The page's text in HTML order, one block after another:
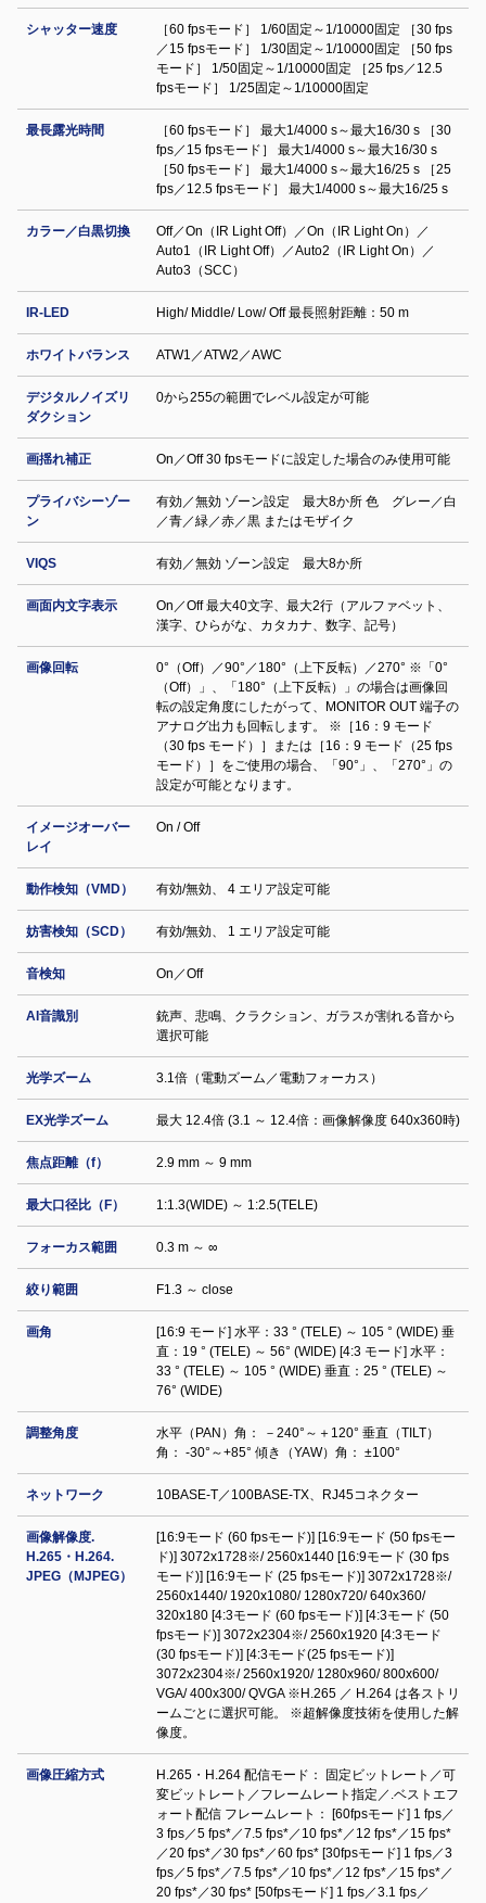
シャッター速度
［60 fpsモード］ 1/60固定～1/10000固定 ［30 fps
／15 fpsモード］ 1/30固定～1/10000固定 ［50 fps
モード］ 1/50固定～1/10000固定 ［25 fps／12.5
fpsモード］ 1/25固定～1/10000固定
最長露光時間
［60 fpsモード］ 最大1/4000 s～最大16/30 s ［30
fps／15 fpsモード］ 最大1/4000 s～最大16/30 s
［50 fpsモード］ 最大1/4000 s～最大16/25 s ［25
fps／12.5 fpsモード］ 最大1/4000 s～最大16/25 s
カラー／白黒切換
Off／On（IR Light Off）／On（IR Light On）／
Auto1（IR Light Off）／Auto2（IR Light On）／
Auto3（SCC）
IR-LED High/ Middle/ Low/ Off 最長照射距離：50 m
ホワイトバランス ATW1／ATW2／AWC
デジタルノイズリ
ダクション
0から255の範囲でレベル設定が可能
画揺れ補正 On／Off 30 fpsモードに設定した場合のみ使用可能
プライバシーゾー
ン
有効／無効 ゾーン設定 最大8か所 色 グレー／白
／青／緑／赤／黒 またはモザイク
VIQS 有効／無効 ゾーン設定 最⼤8か所
画面内文字表示
On／Off 最大40文字、最大2行（アルファベット、
漢字、ひらがな、カタカナ、数字、記号）
画像回転
0°（Off）／90°／180°（上下反転）／270° ※「0°
（Off）」、「180°（上下反転）」の場合は画像回
転の設定角度にしたがって、MONITOR OUT 端子の
アナログ出力も回転します。 ※［16：9 モード
（30 fps モード）］または［16：9 モード（25 fps
モード）］をご使用の場合、「90°」、「270°」の
設定が可能となります。
イメージオーバー
レイ
On / Off
動作検知（VMD） 有効/無効、 4 エリア設定可能
妨害検知（SCD） 有効/無効、 1 エリア設定可能
音検知 On／Off
AI音識別
銃声、悲鳴、クラクション、ガラスが割れる音から
選択可能
光学ズーム 3.1倍（電動ズーム／電動フォーカス）
EX光学ズーム 最大 12.4倍 (3.1 ～ 12.4倍：画像解像度 640x360時)
焦点距離（f） 2.9 mm ～ 9 mm
最大口径比（F） 1:1.3(WIDE) ～ 1:2.5(TELE)
フォーカス範囲 0.3 m ～ ∞
絞り範囲 F1.3 ～ close
画角
[16:9 モード] 水平：33 ° (TELE) ～ 105 ° (WIDE) 垂
直：19 ° (TELE) ～ 56° (WIDE) [4:3 モード] 水平：
33 ° (TELE) ～ 105 ° (WIDE) 垂直：25 ° (TELE) ～
76° (WIDE)
調整角度
水平（PAN）角： －240°～＋120° 垂直（TILT）
角： -30°～+85° 傾き（YAW）角： ±100°
ネットワーク 10BASE-T／100BASE-TX、RJ45コネクター
画像解像度.
H.265・H.264.
JPEG（MJPEG）
[16:9モード (60 fpsモード)] [16:9モード (50 fpsモー
ド)] 3072x1728※/ 2560x1440 [16:9モード (30 fps
モード)] [16:9モード (25 fpsモード)] 3072x1728※/
2560x1440/ 1920x1080/ 1280x720/ 640x360/
320x180 [4:3モード (60 fpsモード)] [4:3モード (50
fpsモード)] 3072x2304※/ 2560x1920 [4:3モード
(30 fpsモード)] [4:3モード(25 fpsモード)]
3072x2304※/ 2560x1920/ 1280x960/ 800x600/
VGA/ 400x300/ QVGA ※H.265 ／ H.264 は各ストリ
ームごとに選択可能。 ※超解像度技術を使用した解
像度。
画像圧縮方式
H.265・H.264 配信モード： 固定ビットレート／可
変ビットレート／フレームレート指定／.ベストエフ
ォート配信 フレームレート： [60fpsモード] 1 fps／
3 fps／5 fps*／7.5 fps*／10 fps*／12 fps*／15 fps*
／20 fps*／30 fps*／60 fps* [30fpsモード] 1 fps／3
fps／5 fps*／7.5 fps*／10 fps*／12 fps*／15 fps*／
20 fps*／30 fps* [50fpsモード] 1 fps／3.1 fps／